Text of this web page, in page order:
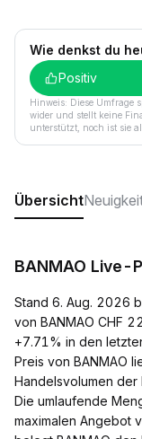
Wie denkst du
Positiv
Hinweis: Diese Umfrage
wider und stellt keine
unterstützt, noch ist sie
Übersicht
BANMAO Live-
Stand 6. Aug. 2026
von BANMAO CHF
+7.71% in den
Preis von BANMAO
Handelsvolumen
Die umlaufende
maximalen Angebot